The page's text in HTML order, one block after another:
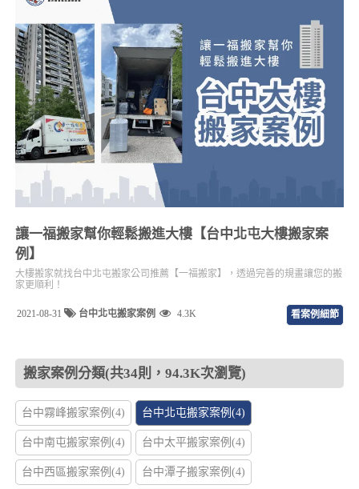
讓一福搬家幫你輕鬆搬進大樓【台中北屯大樓搬家案
例】
大樓搬家就找台中北屯搬家公司推薦【一福搬家】，透過完善的規畫讓您的搬
家更順利！
2021-08-31 台中北屯搬家案例 4.3K 看案例細節
搬家案例分類(共34則，94.3K次瀏覽)
台中霧峰搬家案例(4) 台中北屯搬家案例(4)
台中南屯搬家案例(4) 台中太平搬家案例(4)
台中西區搬家案例(4) 台中潭子搬家案例(4)